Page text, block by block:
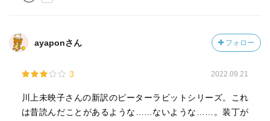
ayaponさん フォロー
3 2022.09.21
川上未映子さんの新訳のピーターラビットシリーズ。これ
は昔読んだことがあるような……ないような……。装丁が